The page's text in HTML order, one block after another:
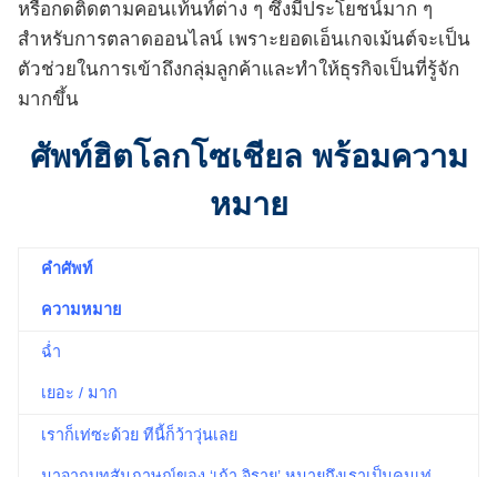
หรือกดติดตามคอนเท้นท์ต่าง ๆ ซึ่งมีประโยชน์มาก ๆ
สำหรับการตลาดออนไลน์ เพราะยอดเอ็นเกจเม้นต์จะเป็น
ตัวช่วยในการเข้าถึงกลุ่มลูกค้าและทำให้ธุรกิจเป็นที่รู้จัก
มากขึ้น
ศัพท์ฮิตโลกโซเชียล พร้อมความ
หมาย
คำศัพท์
ความหมาย
ฉ่ำ
เยอะ / มาก
เราก็เท่ซะด้วย ทีนี้ก็ว้าวุ่นเลย